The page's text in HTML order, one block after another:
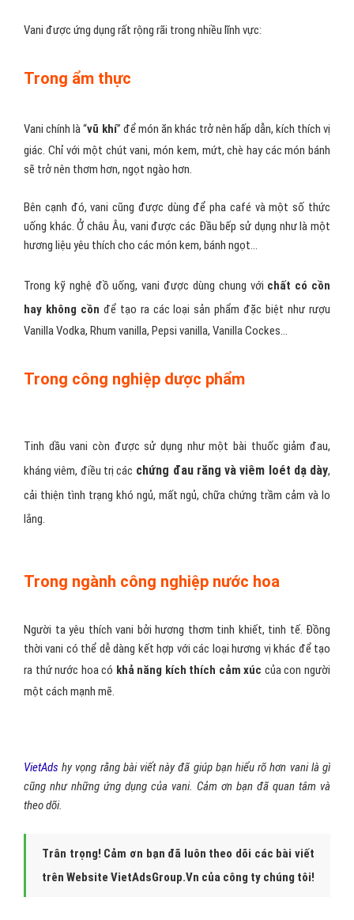
Vani được ứng dụng rất rộng rãi trong nhiều lĩnh vực:
Trong ẩm thực
Vani chính là “vũ khí” để món ăn khác trở nên hấp dẫn, kích thích vị
giác. Chỉ với một chút vani, món kem, mứt, chè hay các món bánh
sẽ trở nên thơm hơn, ngọt ngào hơn.
Bên cạnh đó, vani cũng được dùng để pha café và một số thức
uống khác. Ở châu Âu, vani được các Đầu bếp sử dụng như là một
hương liệu yêu thích cho các món kem, bánh ngọt…
Trong kỹ nghệ đồ uống, vani được dùng chung với chất có cồn
hay không cồn để tạo ra các loại sản phẩm đặc biệt như rượu
Vanilla Vodka, Rhum vanilla, Pepsi vanilla, Vanilla Cockes…
Trong công nghiệp dược phẩm
Tinh dầu vani còn được sử dụng như một bài thuốc giảm đau,
kháng viêm, điều trị các chứng đau răng và viêm loét dạ dày,
cải thiện tình trạng khó ngủ, mất ngủ, chữa chứng trầm cảm và lo
lắng.
Trong ngành công nghiệp nước hoa
Người ta yêu thích vani bởi hương thơm tinh khiết, tinh tế. Đồng
thời vani có thể dễ dàng kết hợp với các loại hương vị khác để tạo
ra thứ nước hoa có khả năng kích thích cảm xúc của con người
một cách mạnh mẽ.
VietAds hy vọng rằng bài viết này đã giúp bạn hiểu rõ hơn vani là gì
cũng như những ứng dụng của vani. Cảm ơn bạn đã quan tâm và
theo dõi.
Trân trọng! Cảm ơn bạn đã luôn theo dõi các bài viết
trên Website VietAdsGroup.Vn của công ty chúng tôi!